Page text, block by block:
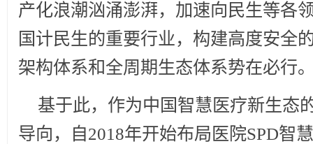
产化浪潮汹涌澎湃，加速向民生等各
国计民生的重要行业，构建高度安全
架构体系和全周期生态体系势在必行
基于此，作为中国智慧医疗新生态
导向，自2018年开始布局医院SPD智